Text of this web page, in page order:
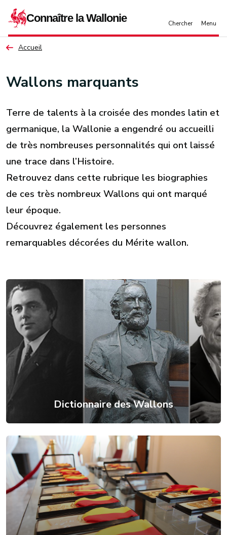
Accueil
Wallons marquants
Terre de talents à la croisée des mondes latin et
germanique, la Wallonie a engendré ou accueilli
de très nombreuses personnalités qui ont laissé
une trace dans l’Histoire.
Retrouvez dans cette rubrique les biographies
de ces très nombreux Wallons qui ont marqué
leur époque.
Découvrez également les personnes
remarquables décorées du Mérite wallon.
Dictionnaire des Wallons